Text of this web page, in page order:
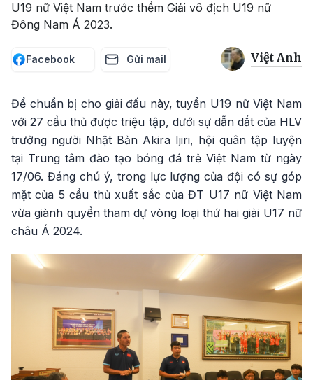
U19 nữ Việt Nam trước thềm Giải vô địch U19 nữ
Đông Nam Á 2023.
Facebook Gửi mail Việt Anh
Để chuẩn bị cho giải đấu này, tuyển U19 nữ Việt Nam
với 27 cầu thủ được triệu tập, dưới sự dẫn dắt của HLV
trưởng người Nhật Bản Akira Ijiri, hội quân tập luyện
tại Trung tâm đào tạo bóng đá trẻ Việt Nam từ ngày
17/06. Đáng chú ý, trong lực lượng của đội có sự góp
mặt của 5 cầu thủ xuất sắc của ĐT U17 nữ Việt Nam
vừa giành quyền tham dự vòng loại thứ hai giải U17 nữ
châu Á 2024.